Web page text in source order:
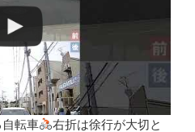
転車
右折は徐行が大切と